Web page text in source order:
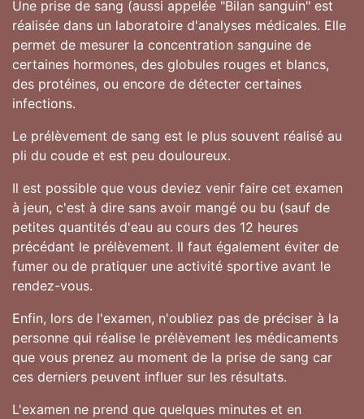
Une prise de sang (aussi appelée "Bilan sanguin" est
réalisée dans un laboratoire d'analyses médicales. Elle
permet de mesurer la concentration sanguine de
certaines hormones, des globules rouges et blancs,
des protéines, ou encore de détecter certaines
infections.
Le prélèvement de sang est le plus souvent réalisé au
pli du coude et est peu douloureux.
Il est possible que vous deviez venir faire cet examen
à jeun, c'est à dire sans avoir mangé ou bu (sauf de
petites quantités d'eau au cours des 12 heures
précédant le prélèvement. Il faut également éviter de
fumer ou de pratiquer une activité sportive avant le
rendez-vous.
Enfin, lors de l'examen, n'oubliez pas de préciser à la
personne qui réalise le prélèvement les médicaments
que vous prenez au moment de la prise de sang car
ces derniers peuvent influer sur les résultats.
L'examen ne prend que quelques minutes et en